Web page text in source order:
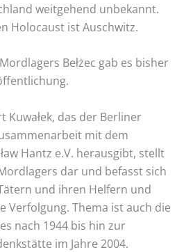
weitgehend unbekannt.
Holocaust ist Auschwitz.
Bełżec gab es bisher
Kuwałek, das der Berliner
mit dem
Hantz e.V. herausgibt, stellt
dar und befasst sich
und ihren Helfern und
Verfolgung. Thema ist auch die
nach 1944 bis hin zur
im Jahre 2004.